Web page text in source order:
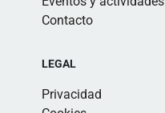
Contacto
LEGAL
Privacidad